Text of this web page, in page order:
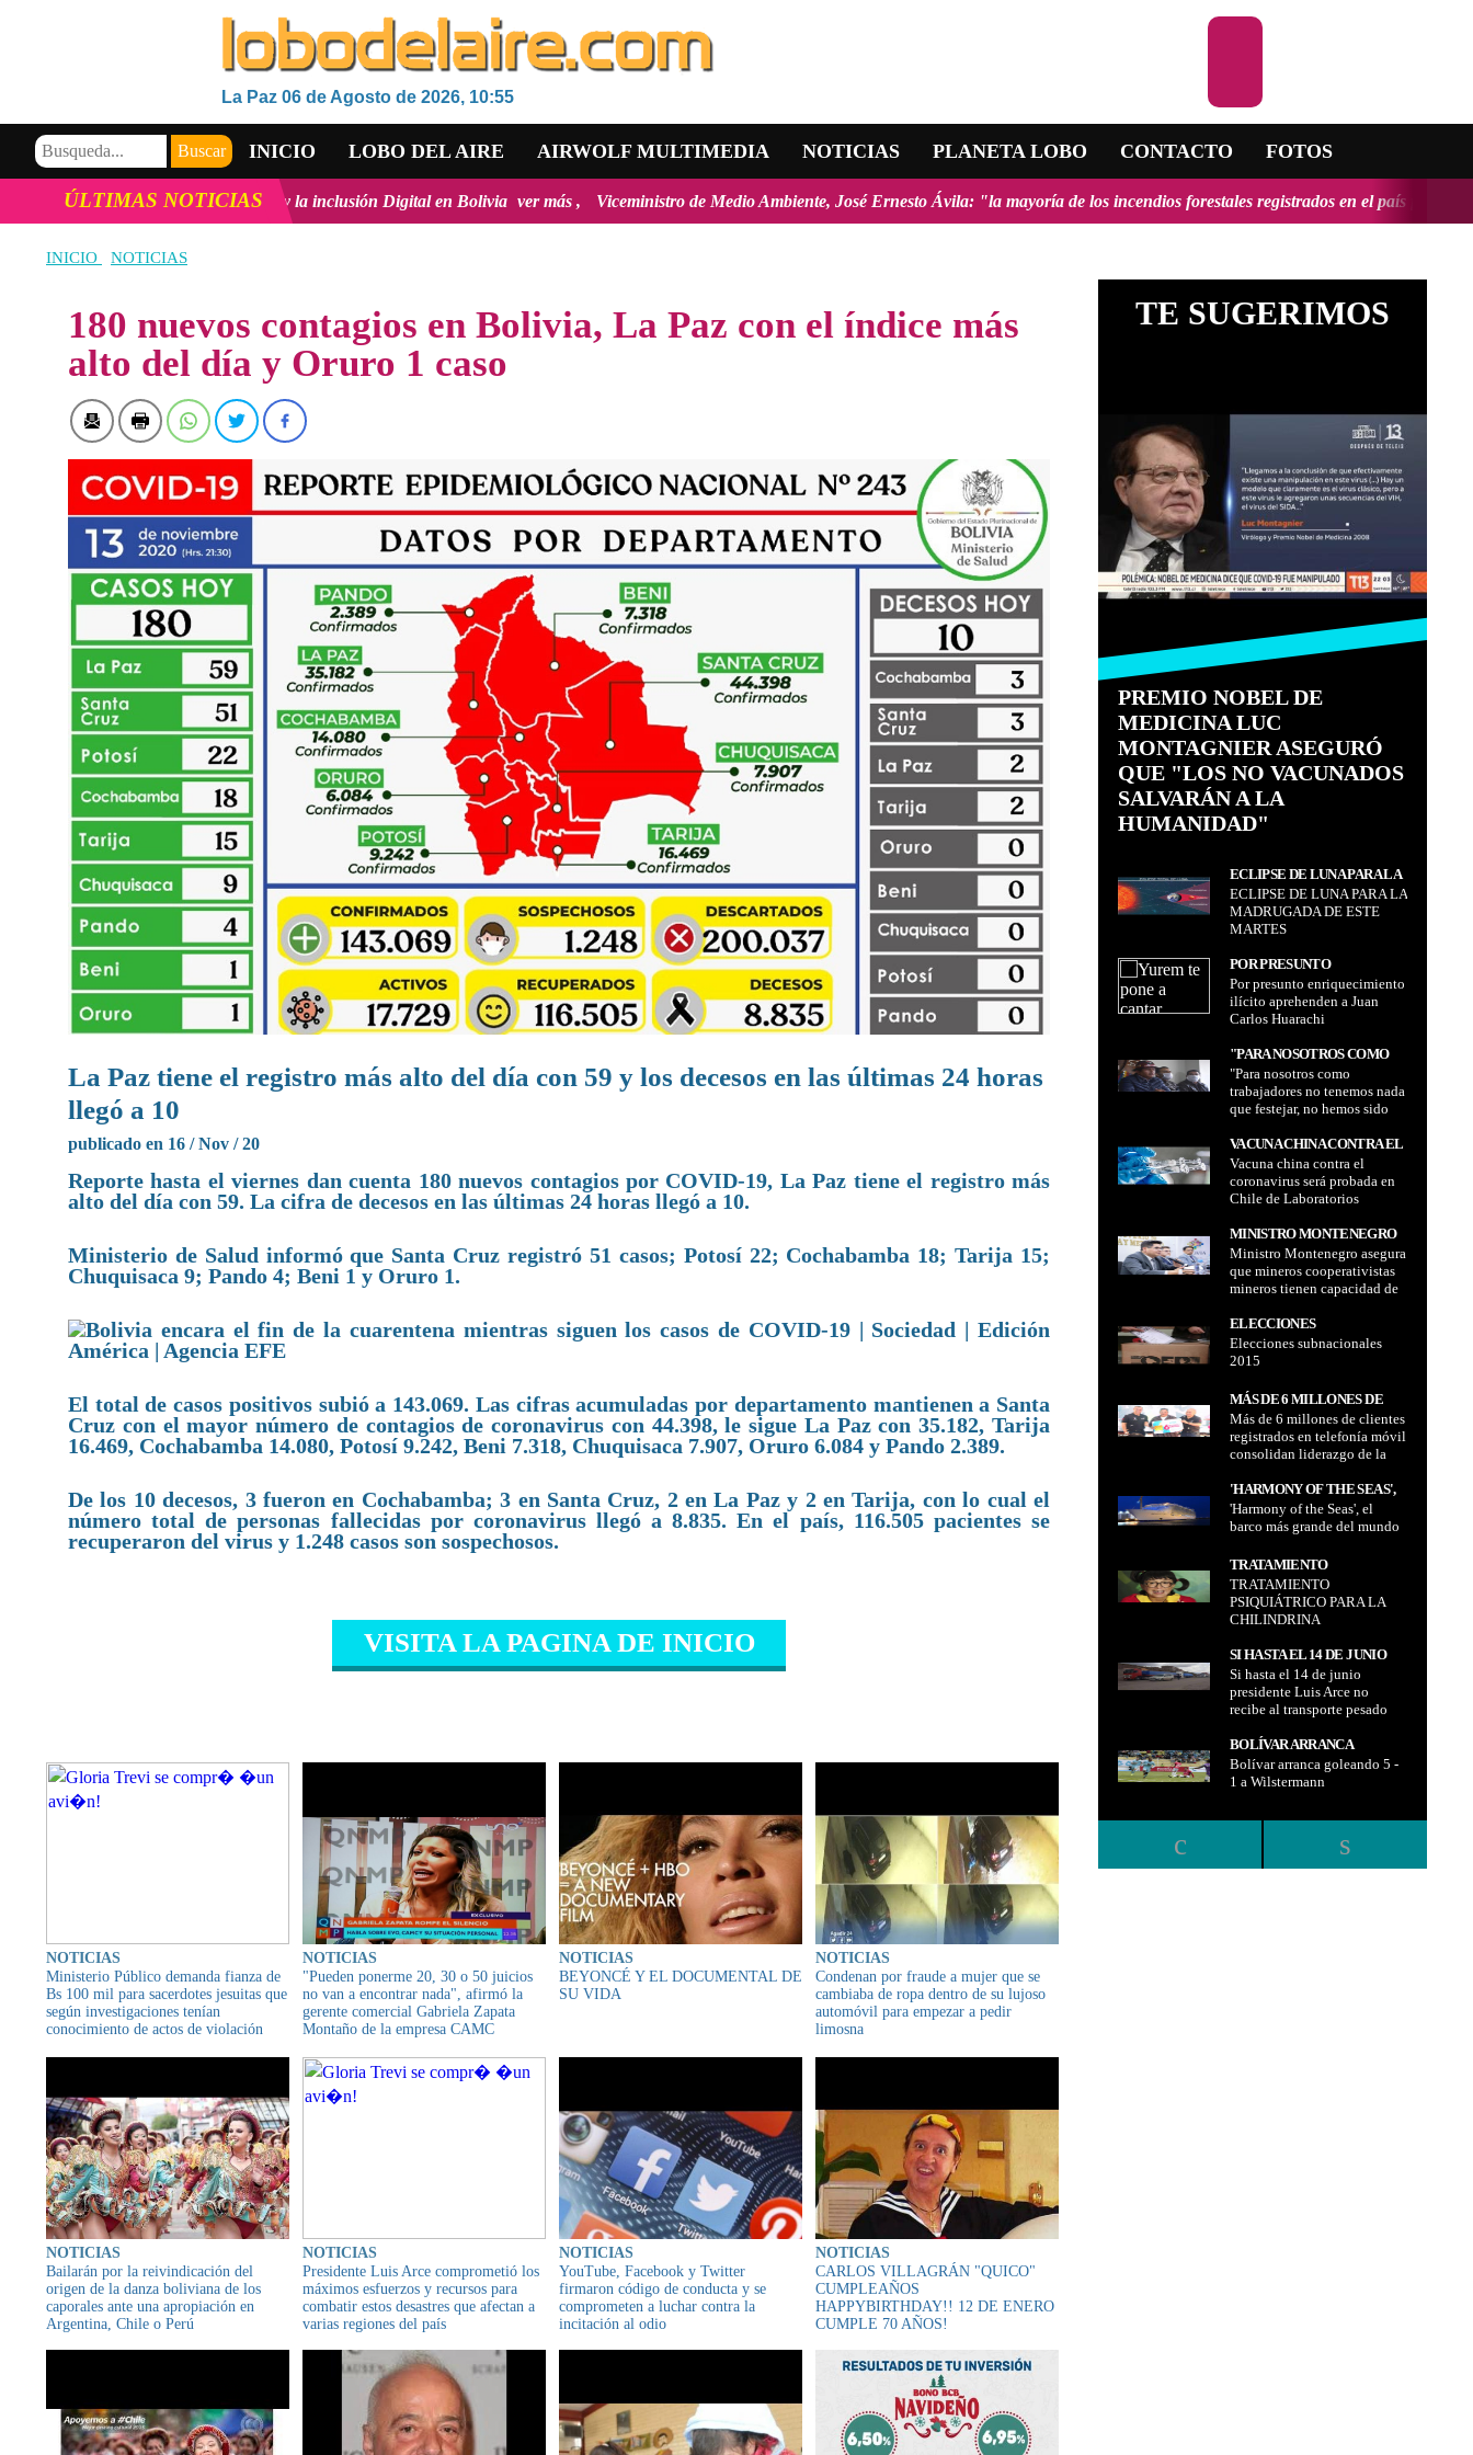
La Paz 06 de Agosto de 2026, 10:55
INICIO LOBO DEL AIRE AIRWOLF MULTIMEDIA NOTICIAS PLANETA LOBO CONTACTO FOTOS
VIDEOS
ÚLTIMAS NOTICIAS
la innovación y la inclusión Digital en Bolivia ver más Viceministro de Medio Ambiente, José Ernesto Ávila: "la mayoría de los incendios forestales registrados en el país fueron provocados y
INICIO NOTICIAS
180 nuevos contagios en Bolivia, La Paz con el índice más
alto del día y Oruro 1 caso
La Paz tiene el registro más alto del día con 59 y los decesos en las últimas 24 horas
llegó a 10
publicado en 16 / Nov / 20
Reporte hasta el viernes dan cuenta 180 nuevos contagios por COVID-19, La Paz tiene el registro más
alto del día con 59. La cifra de decesos en las últimas 24 horas llegó a 10.
Ministerio de Salud informó que Santa Cruz registró 51 casos; Potosí 22; Cochabamba 18; Tarija 15;
Chuquisaca 9; Pando 4; Beni 1 y Oruro 1.
El total de casos positivos subió a 143.069. Las cifras acumuladas por departamento mantienen a Santa
Cruz con el mayor número de contagios de coronavirus con 44.398, le sigue La Paz con 35.182, Tarija
16.469, Cochabamba 14.080, Potosí 9.242, Beni 7.318, Chuquisaca 7.907, Oruro 6.084 y Pando 2.389.
De los 10 decesos, 3 fueron en Cochabamba; 3 en Santa Cruz, 2 en La Paz y 2 en Tarija, con lo cual el
número total de personas fallecidas por coronavirus llegó a 8.835. En el país, 116.505 pacientes se
recuperaron del virus y 1.248 casos son sospechosos.
VISITA LA PAGINA DE INICIO
NOTICIAS
Ministerio Público demanda fianza de
Bs 100 mil para sacerdotes jesuitas que
según investigaciones tenían
conocimiento de actos de violación
NOTICIAS
"Pueden ponerme 20, 30 o 50 juicios
no van a encontrar nada", afirmó la
gerente comercial Gabriela Zapata
Montaño de la empresa CAMC
NOTICIAS
BEYONCÉ Y EL DOCUMENTAL DE
SU VIDA
NOTICIAS
Condenan por fraude a mujer que se
cambiaba de ropa dentro de su lujoso
automóvil para empezar a pedir
limosna
NOTICIAS
Bailarán por la reivindicación del
origen de la danza boliviana de los
caporales ante una apropiación en
Argentina, Chile o Perú
NOTICIAS
Presidente Luis Arce comprometió los
máximos esfuerzos y recursos para
combatir estos desastres que afectan a
varias regiones del país
NOTICIAS
YouTube, Facebook y Twitter
firmaron código de conducta y se
comprometen a luchar contra la
incitación al odio
NOTICIAS
CARLOS VILLAGRÁN "QUICO"
CUMPLEAÑOS
HAPPYBIRTHDAY!! 12 DE ENERO
CUMPLE 70 AÑOS!
TE SUGERIMOS
PREMIO NOBEL DE
MEDICINA LUC
MONTAGNIER ASEGURÓ
QUE "LOS NO VACUNADOS
SALVARÁN A LA
HUMANIDAD"
ECLIPSE DE LUNA PARA LA
MADRUGADA DE ESTE
MARTES
ECLIPSE DE LUNA PARA LA
MADRUGADA DE ESTE
MARTES
POR PRESUNTO
ENRIQUECIMIENTO
ILÍCITO APREHENDEN A
JUAN CARLOS HUARACHI
Por presunto enriquecimiento
ilícito aprehenden a Juan
Carlos Huarachi
"PARA NOSOTROS COMO
TRABAJADORES NO
TENEMOS NADA QUE
FESTEJAR, NO HEMOS SIDO
DEMANDAS SOCIALES
REIVINDICATIVAS, POR LAS
PROPUESTAS QUE HEMOS
TRAVÉS DE LOS
AMPLIADOS DE MANERA
ORGÁNICA EN ESTAS
CUATRO COMISIONES Y
INCREMENTO SALARIAL..."
DIJO JUAN CARLOS
HUARACHI, SECRETARIO
EJECUTIVO DE LA COB
"Para nosotros como
trabajadores no tenemos nada
que festejar, no hemos sido
demandas sociales
reivindicativas, por las
propuestas que hemos hecho
conocer a través de los
orgánica en estas cuatro
comisiones y por ente en el
tema del incremento
salarial..." dijo Juan Carlos
Huarachi, secretario ejecutivo
de la COB
VACUNA CHINA CONTRA EL
CORONAVIRUS SERÁ
PROBADA EN CHILE DE
LABORATORIOS SINOVAC
Vacuna china contra el
coronavirus será probada en
Chile de Laboratorios
MINISTRO MONTENEGRO
ASEGURA QUE MINEROS
COOPERATIVISTAS
MINEROS TIENEN
CONTRIBUIR
Ministro Montenegro asegura
que mineros cooperativistas
mineros tienen capacidad de
ELECCIONES
SUBNACIONALES 2015
Elecciones subnacionales
2015
MÁS DE 6 MILLONES DE
CLIENTES REGISTRADOS
EN TELEFONÍA MÓVIL
CONSOLIDAN LIDERAZGO
DE
TELECOMUNICACIONES
ENTEL CON EL 51,2% DEL
MERCADO NACIONAL
Más de 6 millones de clientes
registrados en telefonía móvil
consolidan liderazgo de la
Telecomunicaciones Entel
con el 51,2% del mercado
nacional
'HARMONY OF THE SEAS',
EL BARCO MÁS GRANDE
DEL MUNDO
'Harmony of the Seas', el
barco más grande del mundo
TRATAMIENTO
PSIQUIÁTRICO PARA LA
CHILINDRINA
TRATAMIENTO
PSIQUIÁTRICO PARA LA
CHILINDRINA
SI HASTA EL 14 DE JUNIO
PRESIDENTE LUIS ARCE NO
RECIBE AL TRANSPORTE
PESADO ADVIERTEN CON
BLOQUEO INDEFINIDO
Si hasta el 14 de junio
presidente Luis Arce no
recibe al transporte pesado
indefinido
BOLÍVAR ARRANCA
GOLEANDO 5 - 1 A
WILSTERMANN
Bolívar arranca goleando 5 -
1 a Wilstermann